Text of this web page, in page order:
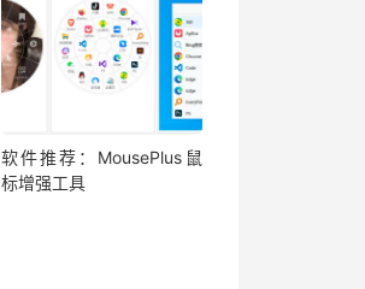
软件推荐：MousePlus鼠
标增强工具